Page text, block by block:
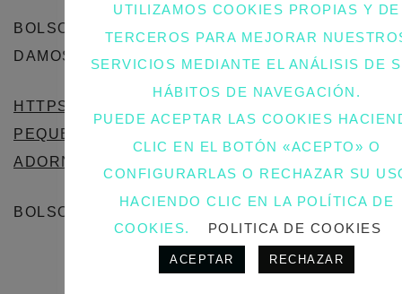
BOLSO PEQUEÑO CAPAZO DE VERANO, TE
DAMOS UNA OPCIÓN MÁS PEQUEÑA:
HTTPS://WWW.ENABAGS.ES/INDEX.PHP/
PEQUENO-COLORES-MADERA-BEIG-CON-
ADORNOS/
BOLSO PLAYA XXL PERSONALIZADO
UTILIZAMOS COOKIES PROPIAS Y DE
TERCEROS PARA MEJORAR
SERVICIOS MEDIANTE EL ANÁLISIS DE
HÁBITOS DE NAVEGACIÓN.
PUEDE ACEPTAR LAS COOKIES
CLIC EN EL BOTÓN «ACEPTO» O
CONFIGURARLAS O RECHAZAR SU
HACIENDO CLIC EN LA POLÍTICA DE
COOKIES.
POLITICA DE COOKIES
ACEPTAR RECHAZAR